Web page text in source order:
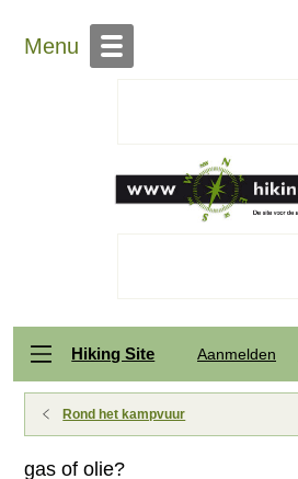
Menu
Hiking Site Aanmelden
Rond het kampvuur
gas of olie?